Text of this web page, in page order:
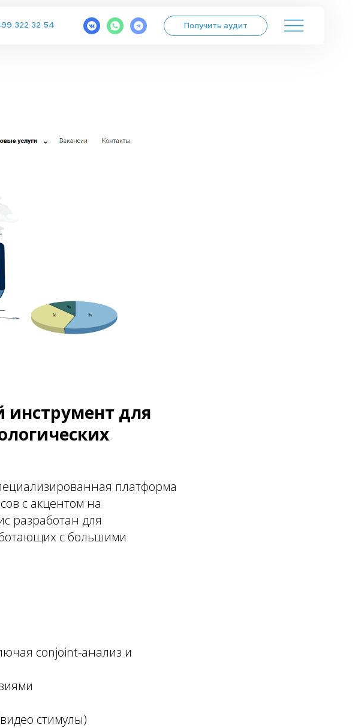
Получить аудит
инструмент для
платформа
с акцентом на
разработан для
с большими
conjoint-анализ и
стимулы)